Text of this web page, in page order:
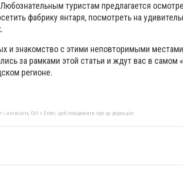
туристам предлагается
фабрику янтаря, посмотреть на
и знакомство с этими неповторимыми
за рамками этой статьи и ждут вас в самом
регионе.
натисніть Ctrl + Enter, щоб повідомити про це редакцію